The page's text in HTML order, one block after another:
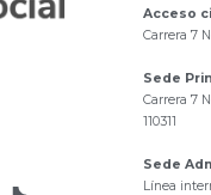
Acceso
Carrera 7
Sede
Carrera 7
110311
Sede
Línea